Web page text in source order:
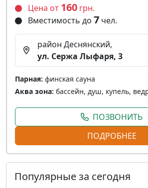
Цена от 160 грн.
Вместимость до 7 чел.
район Деснянский,
ул. Сержа Лыфаря, 3
Парная: финская сауна
Аква зона: бассейн, душ, купель,
ПОЗВОНИТЬ
ПОДРОБНЕЕ
Популярные за сегодня